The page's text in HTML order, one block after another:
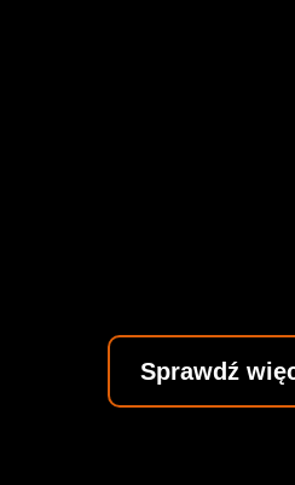
Sprawdź